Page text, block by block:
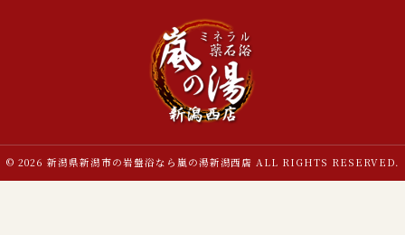
© 2026 新潟県新潟市の岩盤浴なら嵐の湯新潟西店 ALL RIGHTS RESERVED.